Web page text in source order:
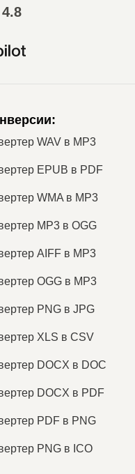
:
WAV в MP3
EPUB в PDF
WMA в MP3
MP3 в OGG
AIFF в MP3
OGG в MP3
PNG в JPG
XLS в CSV
DOCX в DOC
DOCX в PDF
PDF в PNG
PNG в ICO